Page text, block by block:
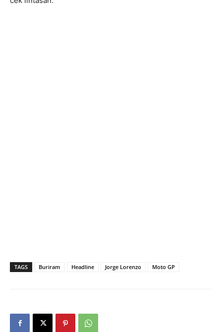
TAGS Buriram Headline Jorge Lorenzo Moto GP